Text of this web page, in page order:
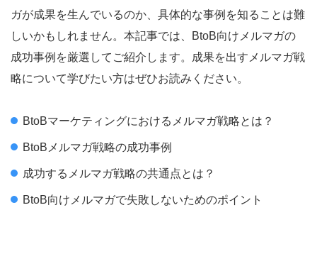
ガが成果を生んでいるのか、具体的な事例を知ることは難
しいかもしれません。本記事では、BtoB向けメルマガの
成功事例を厳選してご紹介します。成果を出すメルマガ戦
略について学びたい方はぜひお読みください。
BtoBマーケティングにおけるメルマガ戦略とは？
BtoBメルマガ戦略の成功事例
成功するメルマガ戦略の共通点とは？
BtoB向けメルマガで失敗しないためのポイント